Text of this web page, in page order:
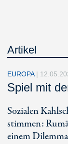
Artikel
EUROPA |
Spiel mit
Sozialen
stimmen:
einem